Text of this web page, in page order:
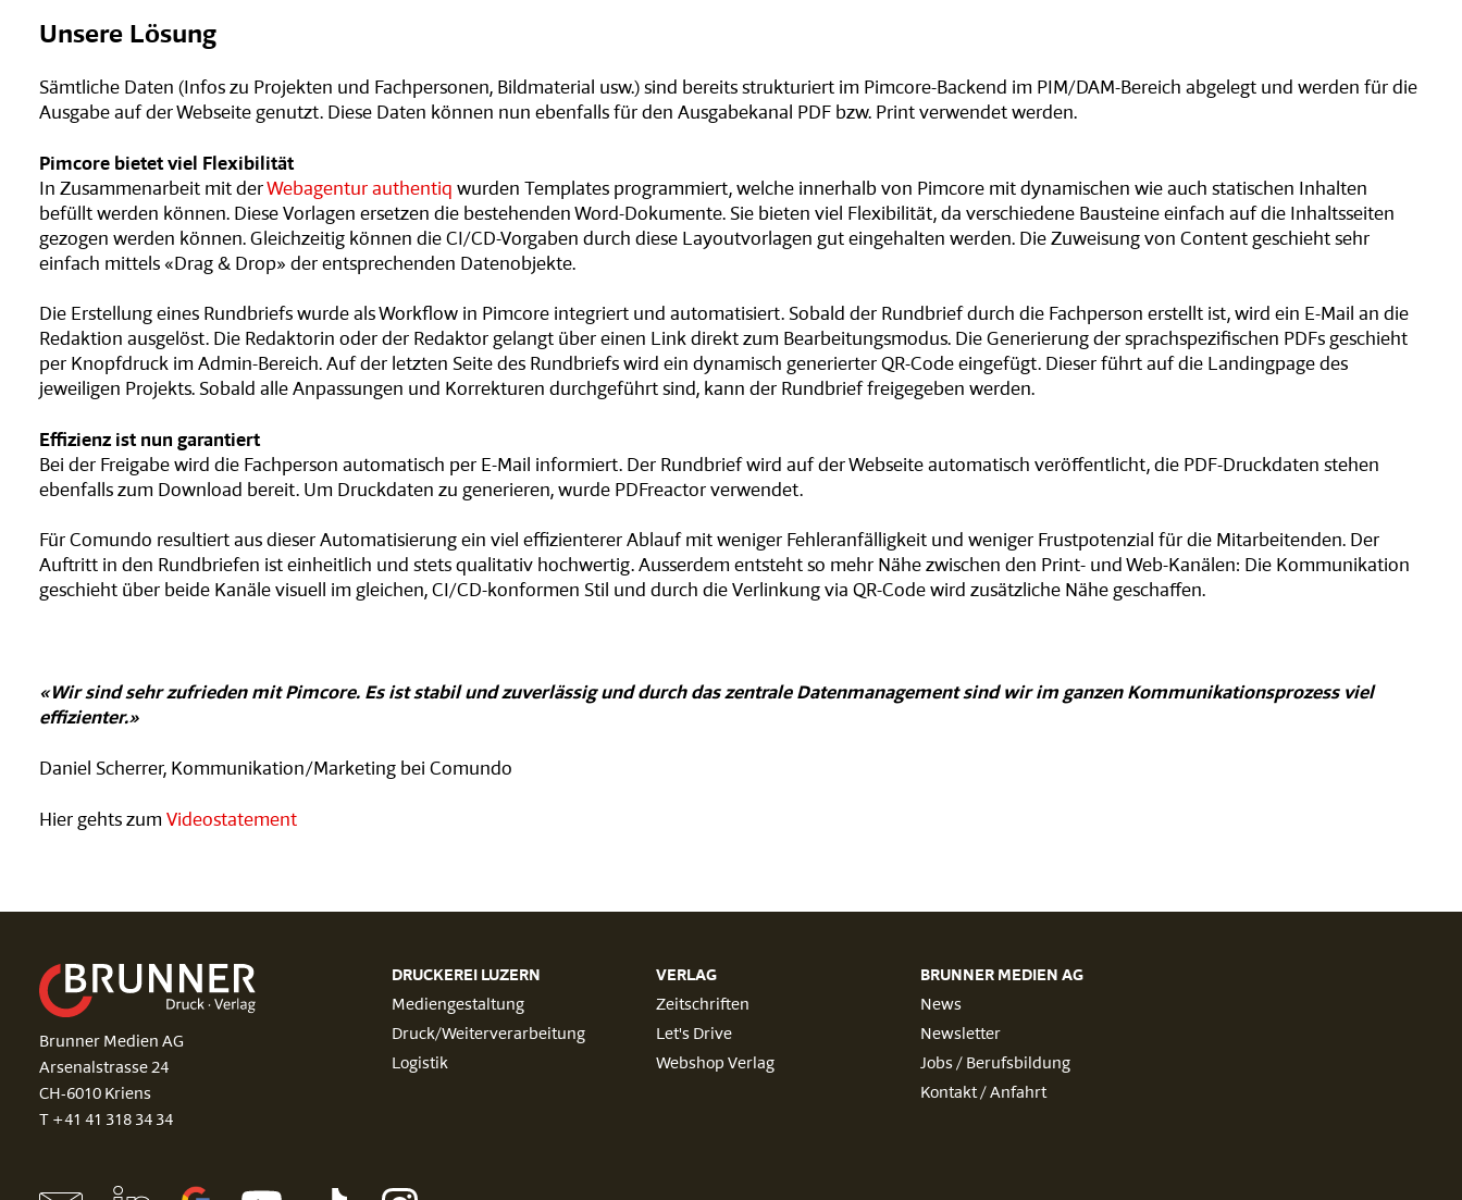
Unsere Lösung
Sämtliche Daten (Infos zu Projekten und Fachpersonen, Bildmaterial usw.) sind bereits strukturiert im Pimcore-Backend im PIM/DAM-Bereich abgelegt und werden für die
Ausgabe auf der Webseite genutzt. Diese Daten können nun ebenfalls für den Ausgabekanal PDF bzw. Print verwendet werden.
Pimcore bietet viel Flexibilität
In Zusammenarbeit mit der Webagentur authentiq wurden Templates programmiert, welche innerhalb von Pimcore mit dynamischen wie auch statischen Inhalten
befüllt werden können. Diese Vorlagen ersetzen die bestehenden Word-Dokumente. Sie bieten viel Flexibilität, da verschiedene Bausteine einfach auf die Inhaltsseiten
gezogen werden können. Gleichzeitig können die CI/CD-Vorgaben durch diese Layoutvorlagen gut eingehalten werden. Die Zuweisung von Content geschieht sehr
einfach mittels «Drag & Drop» der entsprechenden Datenobjekte.
Die Erstellung eines Rundbriefs wurde als Workflow in Pimcore integriert und automatisiert. Sobald der Rundbrief durch die Fachperson erstellt ist, wird ein E-Mail an die
Redaktion ausgelöst. Die Redaktorin oder der Redaktor gelangt über einen Link direkt zum Bearbeitungsmodus. Die Generierung der sprachspezifischen PDFs geschieht
per Knopfdruck im Admin-Bereich. Auf der letzten Seite des Rundbriefs wird ein dynamisch generierter QR-Code eingefügt. Dieser führt auf die Landingpage des
jeweiligen Projekts. Sobald alle Anpassungen und Korrekturen durchgeführt sind, kann der Rundbrief freigegeben werden.
Effizienz ist nun garantiert
Bei der Freigabe wird die Fachperson automatisch per E-Mail informiert. Der Rundbrief wird auf der Webseite automatisch veröffentlicht, die PDF-Druckdaten stehen
ebenfalls zum Download bereit. Um Druckdaten zu generieren, wurde PDFreactor verwendet.
Für Comundo resultiert aus dieser Automatisierung ein viel effizienterer Ablauf mit weniger Fehleranfälligkeit und weniger Frustpotenzial für die Mitarbeitenden. Der
Auftritt in den Rundbriefen ist einheitlich und stets qualitativ hochwertig. Ausserdem entsteht so mehr Nähe zwischen den Print- und Web-Kanälen: Die Kommunikation
geschieht über beide Kanäle visuell im gleichen, CI/CD-konformen Stil und durch die Verlinkung via QR-Code wird zusätzliche Nähe geschaffen.
«Wir sind sehr zufrieden mit Pimcore. Es ist stabil und zuverlässig und durch das zentrale Datenmanagement sind wir im ganzen Kommunikationsprozess viel
effizienter.»
Daniel Scherrer, Kommunikation/Marketing bei Comundo
Hier gehts zum Videostatement
Brunner Medien AG
Arsenalstrasse 24
CH-6010 Kriens
T +41 41 318 34 34
DRUCKEREI LUZERN
Mediengestaltung
Druck/Weiterverarbeitung
Logistik
VERLAG
Zeitschriften
Let's Drive
Webshop Verlag
BRUNNER MEDIEN AG
News
Newsletter
Jobs / Berufsbildung
Kontakt / Anfahrt